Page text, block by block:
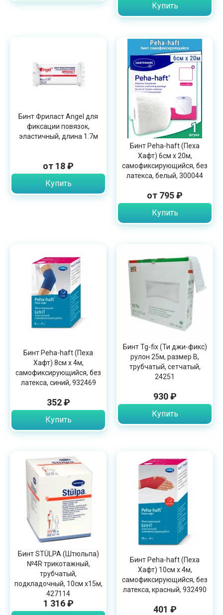
Купить
Бинт Фриласт Angel для
фиксации повязок,
эластичный, длина 1.7м
от 18 ₽
Купить
Бинт Peha-haft (Пеха
Хафт) 6см х 20м,
самофиксирующийся, без
латекса, белый, 300044
от 795 ₽
Купить
Бинт Peha-haft (Пеха
Хафт) 8см х 4м,
самофиксирующийся, без
латекса, синий, 932469
352 ₽
Купить
Бинт Tg-fix (Ти джи-фикс)
рулон 25м, размер В,
трубчатый, сетчатый,
24251
930 ₽
Купить
Бинт STÜLPA (Штюльпа)
№4R трикотажный,
трубчатый,
подкладочный, 10см х15м,
427114
1 316 ₽
Бинт Peha-haft (Пеха
Хафт) 10см х 4м,
самофиксирующийся, без
латекса, красный, 932490
401 ₽